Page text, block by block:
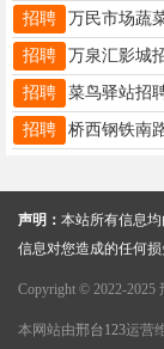
招聘
招聘
招聘 菜鸟驿站招
招聘
声明： 本站所有信息
信息对您造成的任何损
Copyright © 2022-2025
本网站由邢台123运营